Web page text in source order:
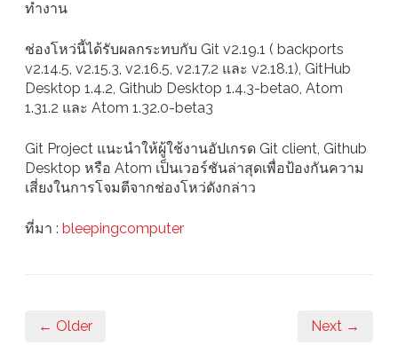
ทำงาน
ช่องโหว่นี้ได้รับผลกระทบกับ Git v2.19.1 ( backports
v2.14.5, v2.15.3, v2.16.5, v2.17.2 และ v2.18.1), GitHub
Desktop 1.4.2, Github Desktop 1.4.3-beta0, Atom
1.31.2 และ Atom 1.32.0-beta3
Git Project แนะนำให้ผู้ใช้งานอัปเกรด Git client, Github
Desktop หรือ Atom เป็นเวอร์ชันล่าสุดเพื่อป้องกันความ
เสี่ยงในการโจมตีจากช่องโหว่ดังกล่าว
ที่มา : bleepingcomputer
← Older Next →